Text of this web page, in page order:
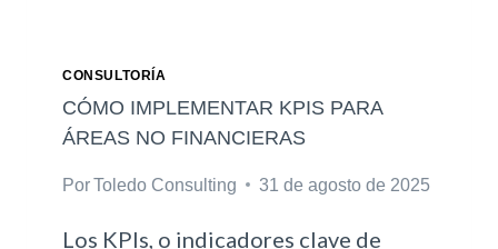
CONSULTORÍA
CÓMO IMPLEMENTAR KPIS PARA
ÁREAS NO FINANCIERAS
PorToledo Consulting 31 de agosto de 2025
Los KPIs, o indicadores clave de